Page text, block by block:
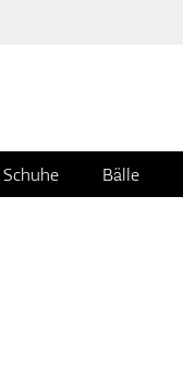
Schuhe Bälle